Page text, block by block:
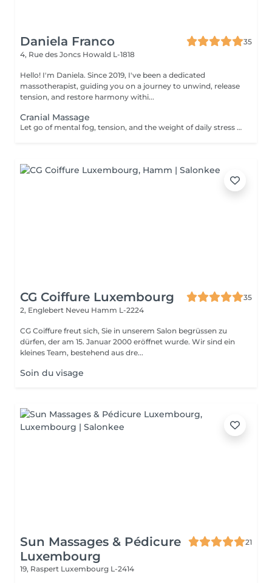
Daniela Franco
35
4, Rue des Joncs Howald L-1818
Hello! I'm Daniela. Since 2019, I've been a dedicated
massotherapist, guiding you on a journey to unwind, release
tension, and restore harmony withi...
Cranial Massage
Let go of mental fog, tension, and the weight of daily stress with the Cranial Clarity Ritual calming head massage designed to clear your mind and soothe your nervous system. Through gentle pressure, intuitive touch, and mindful pacing, this ritual helps release built-up tension in the scalp, jaw, temples, and neck while encouraging deep mental stillness. This treatment is perfect for those seeking relief from headaches, mental fatigue, or emotional overload. Leave feeling lighter, clearer, and more groundedwith a renewed sense of mental space and inner serenity. For further questions please contact us.
CG Coiffure Luxembourg
35
2, Englebert Neveu Hamm L-2224
CG Coiffure freut sich, Sie in unserem Salon begrüssen zu
dürfen, der am 15. Januar 2000 eröffnet wurde. Wir sind ein
kleines Team, bestehend aus dre...
Soin du visage
Sun Massages & Pédicure
Luxembourg
21
19, Raspert Luxembourg L-2414